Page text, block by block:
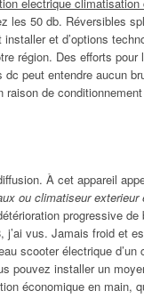
les 50 db. Réversibles
et d’options
région. Des efforts pour
peut entendre aucun
raison de
À cet appareil
ou climatiseur exterieur
progressive
vus. Jamais froid et
scooter électrique
pouvez installer un
économique en main,